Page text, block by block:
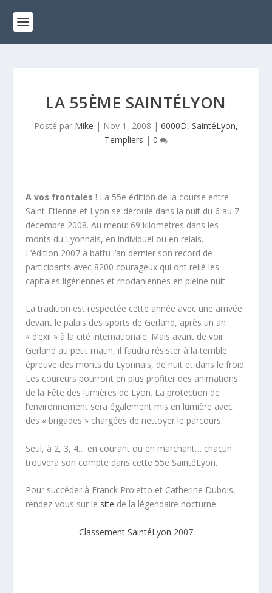
LA 55ÈME SAINTÉLYON
Posté par Mike | Nov 1, 2008 | 6000D, SaintéLyon,
Templiers | 0
A vos frontales ! La 55e édition de la course entre
Saint-Etienne et Lyon se déroule dans la nuit du 6 au 7
décembre 2008. Au menu: 69 kilomètres dans les
monts du Lyonnais, en individuel ou en relais.
L’édition 2007 a battu l’an dernier son record de
participants avec 8200 courageux qui ont relié les
capitales ligériennes et rhodaniennes en pleine nuit.
La tradition est respectée cette année avec une arrivée
devant le palais des sports de Gerland, après un an
« d’exil » à la cité internationale. Mais avant de voir
Gerland au petit matin, il faudra résister à la terrible
épreuve des monts du Lyonnais, de nuit et dans le froid.
Les coureurs pourront en plus profiter des animations
de la Fête des lumières de Lyon. La protection de
l’environnement sera également mis en lumière avec
des « brigades » chargées de nettoyer le parcours.
Seul, à 2, 3, 4… en courant ou en marchant… chacun
trouvera son compte dans cette 55e SaintéLyon.
Pour succéder à Franck Proietto et Catherine Dubois,
rendez-vous sur le site de la légendaire nocturne.
Classement SaintéLyon 2007